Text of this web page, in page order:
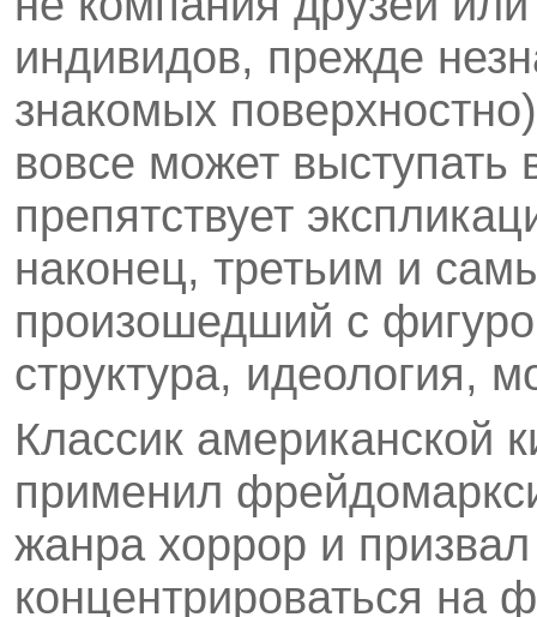
индивидов, прежде
знакомых
вовсе может выступать
препятствует
наконец, третьим и
произошедший с
структура, идеология,
Классик американской
применил
жанра хоррор и
концентрироваться на